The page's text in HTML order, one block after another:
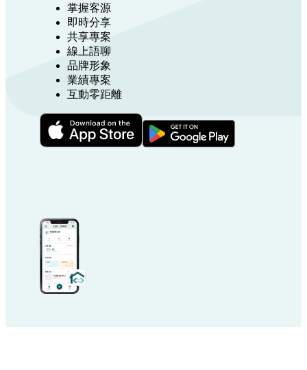
掌握客源
即時分享
共享專案
線上語聊
品牌形象
業績專案
互動零距離